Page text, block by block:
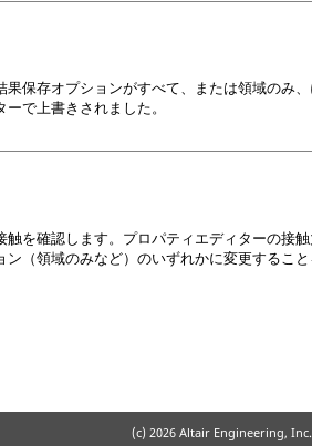
保存オプションがすべて、または領域のみ
で上書きされました。
を確認します。プロパティエディターの接
（領域のみなど）のいずれかに変更すること
(c)2026 Altair Engineering,